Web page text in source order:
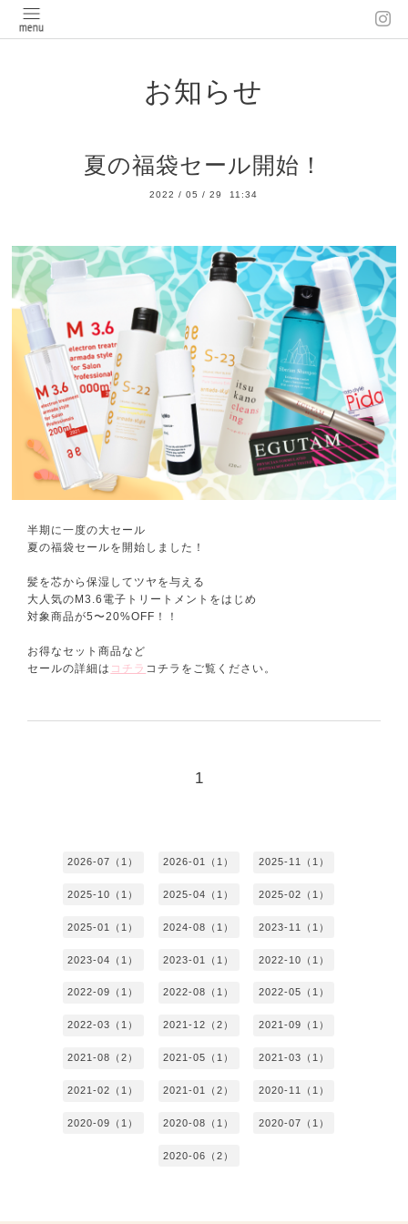
お知らせ
夏の福袋セール開始！
2022 /05 /29 11:34
半期に一度の大セール
夏の福袋セールを開始しました！
髪を芯から保湿してツヤを与える
大人気のM3.6電子トリートメントをはじめ
対象商品が5〜20%OFF！！
お得なセット商品など
セールの詳細は コチラ コチラをご覧ください。
1
2026-07（1） 2026-01（1） 2025-11（1）
2025-10（1） 2025-04（1） 2025-02（1）
2025-01（1） 2024-08（1） 2023-11（1）
2023-04（1） 2023-01（1） 2022-10（1）
2022-09（1） 2022-08（1） 2022-05（1）
2022-03（1） 2021-12（2） 2021-09（1）
2021-08（2） 2021-05（1） 2021-03（1）
2021-02（1） 2021-01（2） 2020-11（1）
2020-09（1） 2020-08（1） 2020-07（1）
2020-06（2）